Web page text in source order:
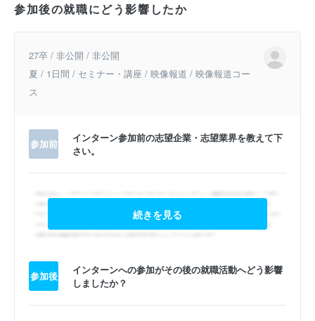
参加後の就職にどう影響したか
27卒 / 非公開 / 非公開
夏 / 1日間 / セミナー・講座 / 映像報道 / 映像報道コー
ス
参加前
インターン参加前の志望企業・志望業界を教えて下
さい。
続きを見る
参加後
インターンへの参加がその後の就職活動へどう影響
しましたか？